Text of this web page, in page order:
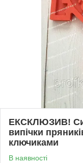
ЕКСКЛЮЗИВ!
випічки
ключиками
В наявності